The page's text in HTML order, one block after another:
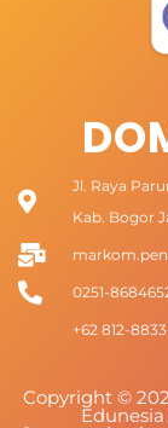
Jl. Raya
Kab. Bogor
0251-
+62 812-
Copyright ©
Edunesia